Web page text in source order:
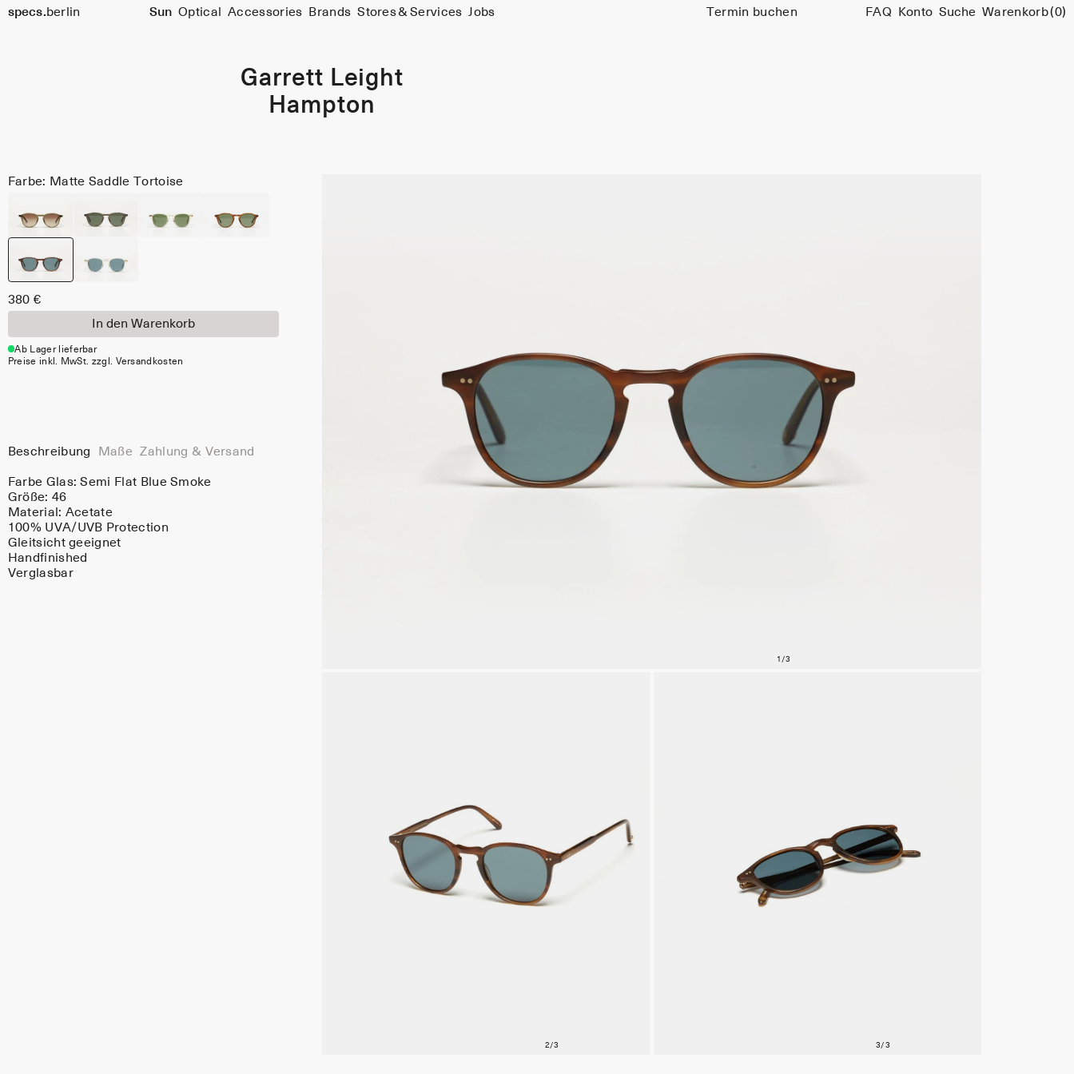
specs. berlin Sun Optical Accessories Brands Stores & Services Jobs Termin buchen FAQ Konto Suche Warenkorb(0)
Garrett Leight
Hampton
Farbe: Matte Saddle Tortoise
Größe
46
380 €
In den Warenkorb
Ab Lager lieferbar
Preise inkl. MwSt. zzgl. Versandkosten
Beschreibung Maße Zahlung & Versand
Farbe Glas:Semi Flat Blue Smoke
Größe: 46
Material: Acetate
100% UVA/UVB Protection
Gleitsicht geeignet
Handfinished
Verglasbar